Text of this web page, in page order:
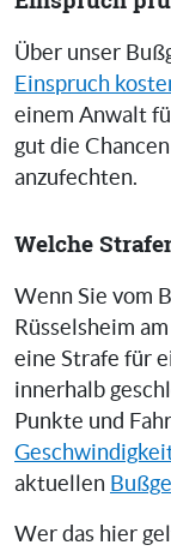
Über unser
Einspruch
einem Anwalt
gut die
anzufechten.
Welche
Wenn Sie vom
Rüsselsheim
eine Strafe für
innerhalb
Punkte und
aktuellen
Wer das hier